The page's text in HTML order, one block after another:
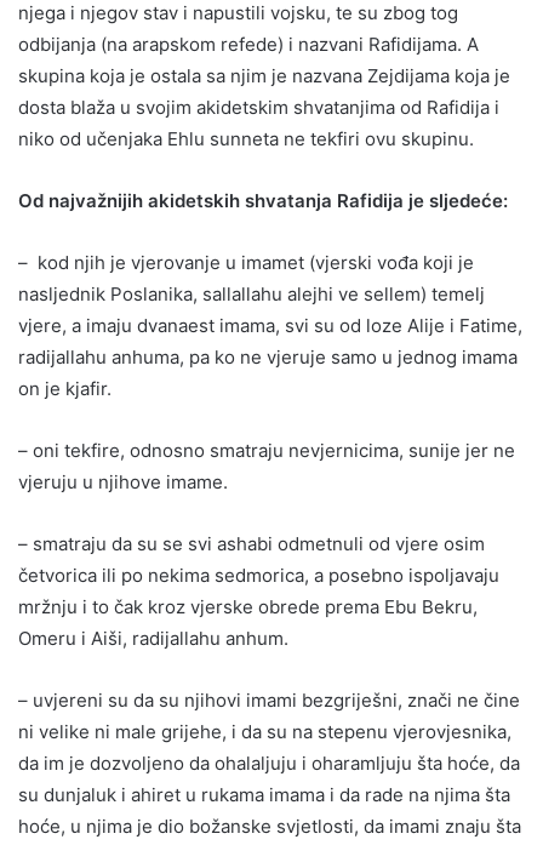
njega i njegov stav i napustili vojsku, te su zbog tog
odbijanja (na arapskom refede) i nazvani Rafidijama. A
skupina koja je ostala sa njim je nazvana Zejdijama koja je
dosta blaža u svojim akidetskim shvatanjima od Rafidija i
niko od učenjaka Ehlu sunneta ne tekfiri ovu skupinu.
Od najvažnijih akidetskih shvatanja Rafidija je sljedeće:
– kod njih je vjerovanje u imamet (vjerski vođa koji je
nasljednik Poslanika, sallallahu alejhi ve sellem) temelj
vjere, a imaju dvanaest imama, svi su od loze Alije i Fatime,
radijallahu anhuma, pa ko ne vjeruje samo u jednog imama
on je kjafir.
– oni tekfire, odnosno smatraju nevjernicima, sunije jer ne
vjeruju u njihove imame.
– smatraju da su se svi ashabi odmetnuli od vjere osim
četvorica ili po nekima sedmorica, a posebno ispoljavaju
mržnju i to čak kroz vjerske obrede prema Ebu Bekru,
Omeru i Aiši, radijallahu anhum.
– uvjereni su da su njihovi imami bezgriješni, znači ne čine
ni velike ni male grijehe, i da su na stepenu vjerovjesnika,
da im je dozvoljeno da ohalaljuju i oharamljuju šta hoće, da
su dunjaluk i ahiret u rukama imama i da rade na njima šta
hoće, u njima je dio božanske svjetlosti, da imami znaju šta